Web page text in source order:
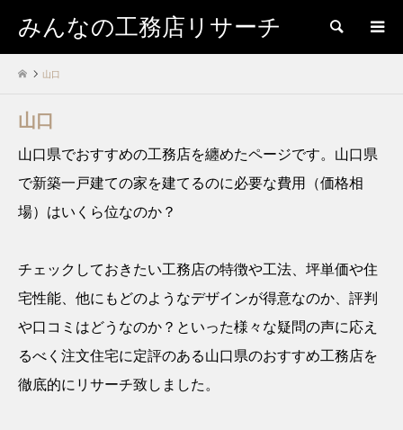
みんなの工務店リサーチ 検索
山口
山口
山口県でおすすめの工務店を纏めたページです。山口県
で新築一戸建ての家を建てるのに必要な費用（価格相
場）はいくら位なのか？
チェックしておきたい工務店の特徴や工法、坪単価や住
宅性能、他にもどのようなデザインが得意なのか、評判
や口コミはどうなのか？といった様々な疑問の声に応え
るべく注文住宅に定評のある山口県のおすすめ工務店を
徹底的にリサーチ致しました。